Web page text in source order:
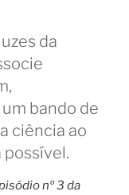
da
bando de
ciência ao
possível.
nº 3 da